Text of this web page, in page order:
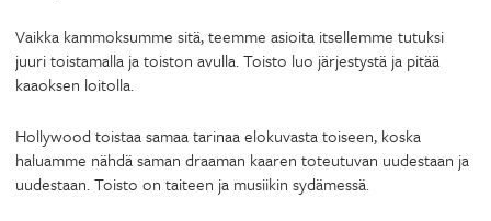
Vaikka kammoksumme sitä, teemme asioita itsellemme tutuksi
juuri toistamalla ja toiston avulla. Toisto luo järjestystä ja pitää
kaaoksen loitolla.
Hollywood toistaa samaa tarinaa elokuvasta toiseen, koska
haluamme nähdä saman draaman kaaren toteutuvan uudestaan ja
uudestaan. Toisto on taiteen ja musiikin sydämessä.